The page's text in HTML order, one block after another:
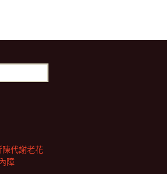
陳代謝老花
障